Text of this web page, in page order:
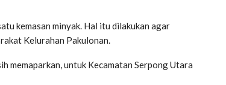
kemasan minyak. Hal itu dilakukan agar
Kelurahan Pakulonan.
memaparkan, untuk Kecamatan Serpong Utara